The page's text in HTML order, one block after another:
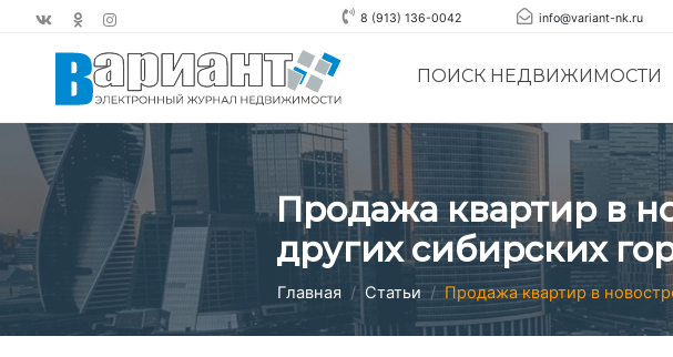
8 (913) 136-0042 info@variant-nk.ru
ПОИСК НЕДВИЖИМОСТИ
Продажа квартир в
других сибирских
Главная Статьи Продажа квартир в